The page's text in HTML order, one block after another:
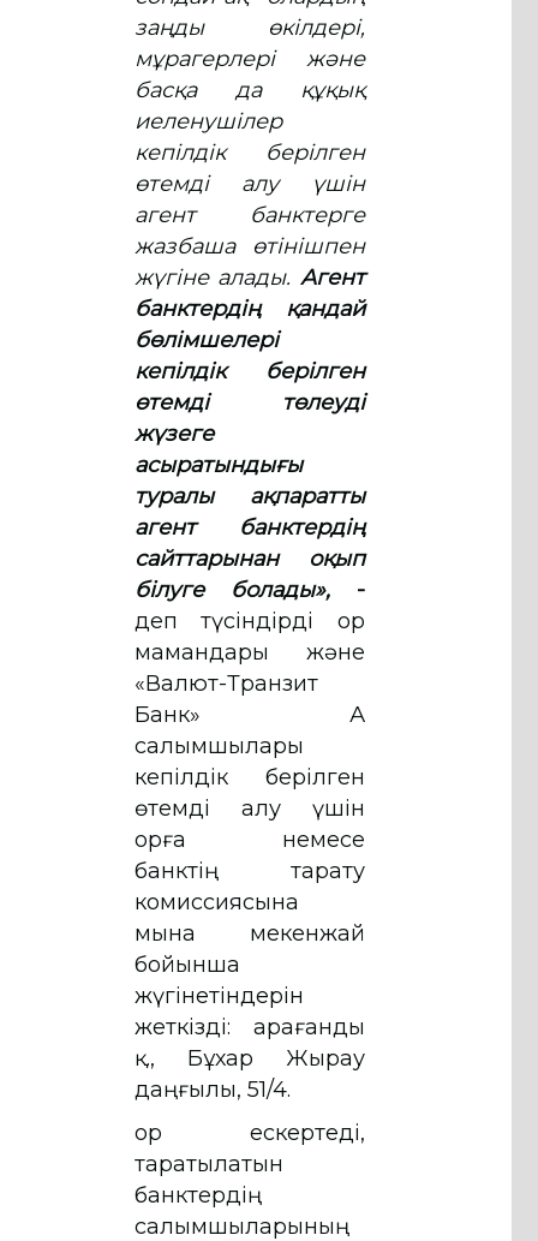
заңды өкілдері,
мұрагерлері және
басқа да құқық
иеленушілер
кепілдік берілген
өтемді алу үшін
агент банктерге
жазбаша өтінішпен
жүгіне алады. Агент
банктердің қандай
бөлімшелері
кепілдік берілген
өтемді төлеуді
жүзеге
асыратындығы
туралы ақпаратты
агент банктердің
сайттарынан оқып
білуге болады»,-
деп түсіндірді Қор
мамандары және
«Валют-Транзит
Банк» АҚ
салымшылары
кепілдік берілген
өтемді алу үшін
Қорға немесе
банктің тарату
комиссиясына
мына мекенжай
бойынша
жүгінетіндерін
жеткізді: Қарағанды
қ., Бұхар Жырау
даңғылы, 51/4.
Қор ескертеді,
таратылатын
банктердің
салымшыларының